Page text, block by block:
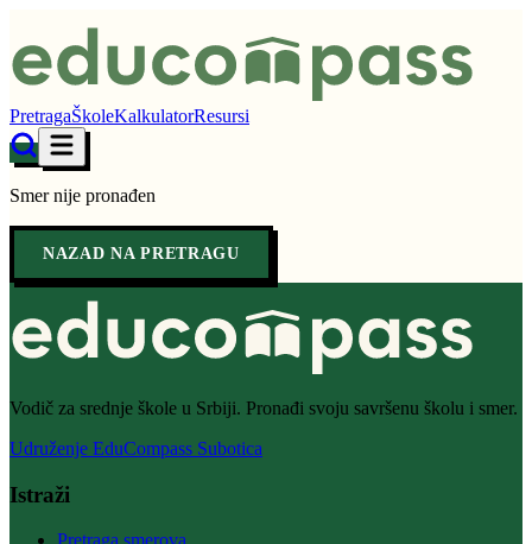
PretragaŠkoleKalkulatorResursi
Smer nije pronađen
NAZAD NA PRETRAGU
Vodič za srednje škole u Srbiji. Pronađi svoju savršenu školu i smer.
Udruženje EduCompass Subotica
Istraži